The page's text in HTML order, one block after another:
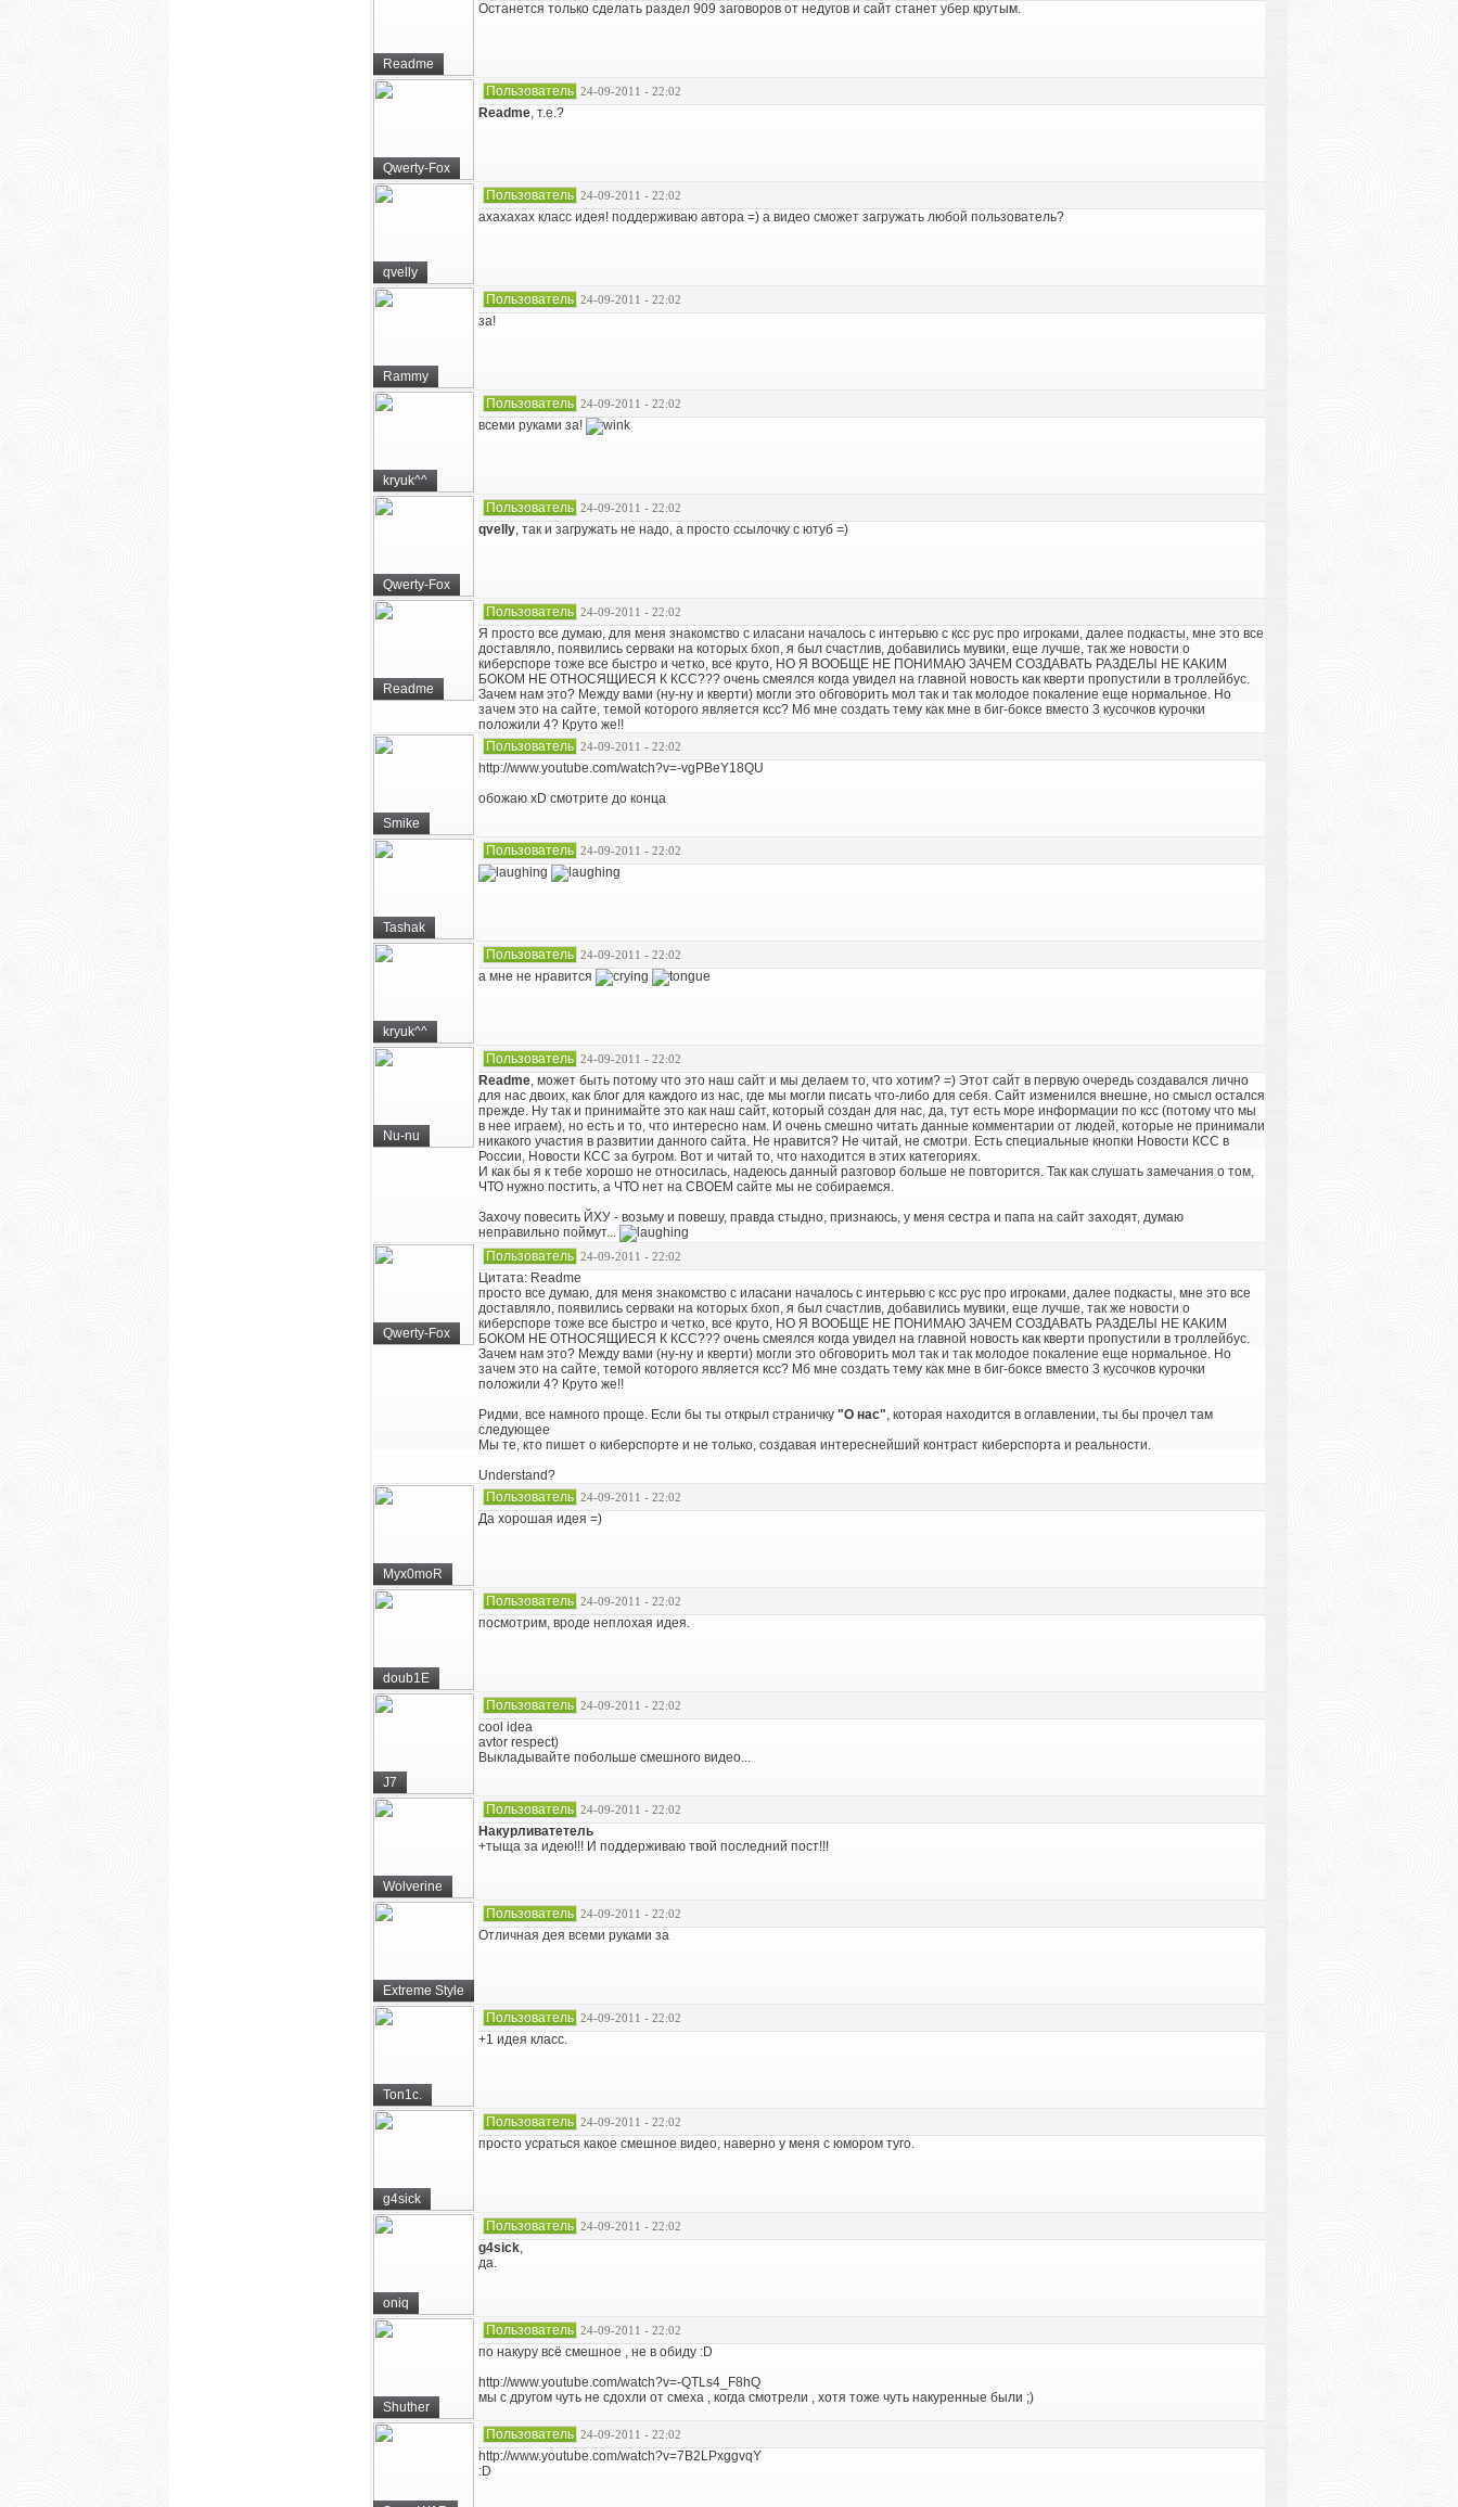
Readme
Останется только сделать раздел 909 заговоров от недугов и сайт станет убер крутым.
Qwerty-Fox
Пользователь 24-09-2011 - 22:02
Readme, т.е.?
qvelly
Пользователь 24-09-2011 - 22:02
ахахахах класс идея! поддерживаю автора =) а видео сможет загружать любой пользователь?
Rammy
Пользователь 24-09-2011 - 22:02
за!
kryuk^^
Пользователь 24-09-2011 - 22:02
всеми руками за!
Qwerty-Fox
Пользователь 24-09-2011 - 22:02
qvelly, так и загружать не надо, а просто ссылочку с ютуб =)
Readme
Пользователь 24-09-2011 - 22:02
Я просто все думаю, для меня знакомство с иласани началось с интерьвю с ксс рус про игроками, далее подкасты, мне это все
доставляло, появились серваки на которых бхоп, я был счастлив, добавились мувики, еще лучше, так же новости о
киберспоре тоже все быстро и четко, все круто, НО Я ВООБЩЕ НЕ ПОНИМАЮ ЗАЧЕМ СОЗДАВАТЬ РАЗДЕЛЫ НЕ КАКИМ
БОКОМ НЕ ОТНОСЯЩИЕСЯ К КСС??? очень смеялся когда увидел на главной новость как кверти пропустили в троллейбус.
Зачем нам это? Между вами (ну-ну и кверти) могли это обговорить мол так и так молодое покаление еще нормальное. Но
зачем это на сайте, темой которого является ксс? Мб мне создать тему как мне в биг-боксе вместо 3 кусочков курочки
положили 4? Круто же!!
Smike
Пользователь 24-09-2011 - 22:02
http://www.youtube.com/watch?v=-vgPBeY18QU
обожаю xD смотрите до конца
Tashak
Пользователь 24-09-2011 - 22:02
kryuk^^
Пользователь 24-09-2011 - 22:02
а мне не нравится
Nu-nu
Пользователь 24-09-2011 - 22:02
Readme, может быть потому что это наш сайт и мы делаем то, что хотим? =) Этот сайт в первую очередь создавался лично
для нас двоих, как блог для каждого из нас, где мы могли писать что-либо для себя. Сайт изменился внешне, но смысл остался
прежде. Ну так и принимайте это как наш сайт, который создан для нас, да, тут есть море информации по ксс (потому что мы
в нее играем), но есть и то, что интересно нам. И очень смешно читать данные комментарии от людей, которые не принимали
никакого участия в развитии данного сайта. Не нравится? Не читай, не смотри. Есть специальные кнопки Новости КСС в
России, Новости КСС за бугром. Вот и читай то, что находится в этих категориях.
И как бы я к тебе хорошо не относилась, надеюсь данный разговор больше не повторится. Так как слушать замечания о том,
ЧТО нужно постить, а ЧТО нет на СВОЕМ сайте мы не собираемся.
Захочу повесить ЙХУ - возьму и повешу, правда стыдно, признаюсь, у меня сестра и папа на сайт заходят, думаю
неправильно поймут...
Qwerty-Fox
Пользователь 24-09-2011 - 22:02
Цитата: Readme
просто все думаю, для меня знакомство с иласани началось с интерьвю с ксс рус про игроками, далее подкасты, мне это все
доставляло, появились серваки на которых бхоп, я был счастлив, добавились мувики, еще лучше, так же новости о
киберспоре тоже все быстро и четко, все круто, НО Я ВООБЩЕ НЕ ПОНИМАЮ ЗАЧЕМ СОЗДАВАТЬ РАЗДЕЛЫ НЕ КАКИМ
БОКОМ НЕ ОТНОСЯЩИЕСЯ К КСС??? очень смеялся когда увидел на главной новость как кверти пропустили в троллейбус.
Зачем нам это? Между вами (ну-ну и кверти) могли это обговорить мол так и так молодое покаление еще нормальное. Но
зачем это на сайте, темой которого является ксс? Мб мне создать тему как мне в биг-боксе вместо 3 кусочков курочки
положили 4? Круто же!!
Ридми, все намного проще. Если бы ты открыл страничку "О нас", которая находится в оглавлении, ты бы прочел там
следующее
Мы те, кто пишет о киберспорте и не только, создавая интереснейший контраст киберспорта и реальности.
Understand?
Myx0moR
Пользователь 24-09-2011 - 22:02
Да хорошая идея =)
doub1E
Пользователь 24-09-2011 - 22:02
посмотрим, вроде неплохая идея.
J7
Пользователь 24-09-2011 - 22:02
cool idea
avtor respect)
Выкладывайте побольше смешного видео...
Wolverine
Пользователь 24-09-2011 - 22:02
Накурливатетель
+тыща за идею!!! И поддерживаю твой последний пост!!!
Extreme Style
Пользователь 24-09-2011 - 22:02
Отличная дея всеми руками за
Ton1c.
Пользователь 24-09-2011 - 22:02
+1 идея класс.
g4sick
Пользователь 24-09-2011 - 22:02
просто усраться какое смешное видео, наверно у меня с юмором туго.
oniq
Пользователь 24-09-2011 - 22:02
g4sick,
да.
Shuther
Пользователь 24-09-2011 - 22:02
по накуру всё смешное , не в обиду :D
http://www.youtube.com/watch?v=-QTLs4_F8hQ
мы с другом чуть не сдохли от смеха , когда смотрели , хотя тоже чуть накуренные были ;)
Пользователь 24-09-2011 - 22:02
http://www.youtube.com/watch?v=7B2LPxggvqY
:D